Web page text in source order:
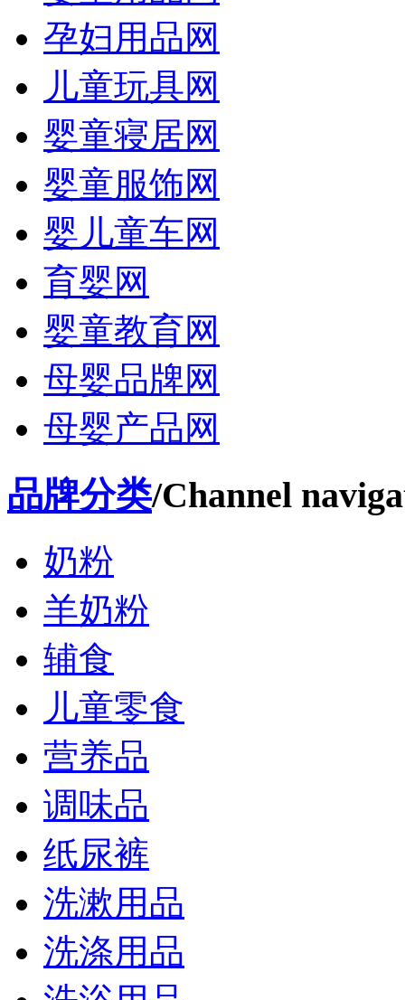
孕妇用品网
儿童玩具网
婴童寝居网
婴童服饰网
婴儿童车网
育婴网
婴童教育网
母婴品牌网
母婴产品网
品牌分类/Channel
奶粉
羊奶粉
辅食
儿童零食
营养品
调味品
纸尿裤
洗漱用品
洗涤用品